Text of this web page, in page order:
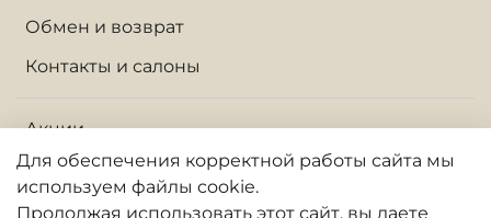
Обмен и возврат
Контакты и салоны
Акции
Доставка по Москве и МО
Доставка по России
Для обеспечения корректной работы сайта мы
используем файлы cookie.
Продолжая использовать этот сайт, вы даете